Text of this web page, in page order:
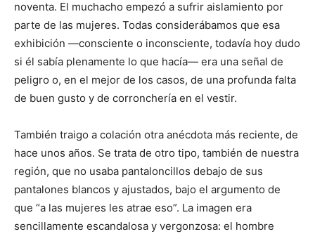
noventa. El muchacho empezó a sufrir aislamiento por
parte de las mujeres. Todas considerábamos que esa
exhibición —consciente o inconsciente, todavía hoy dudo
si él sabía plenamente lo que hacía— era una señal de
peligro o, en el mejor de los casos, de una profunda falta
de buen gusto y de corronchería en el vestir.
También traigo a colación otra anécdota más reciente, de
hace unos años. Se trata de otro tipo, también de nuestra
región, que no usaba pantaloncillos debajo de sus
pantalones blancos y ajustados, bajo el argumento de
que “a las mujeres les atrae eso”. La imagen era
sencillamente escandalosa y vergonzosa: el hombre